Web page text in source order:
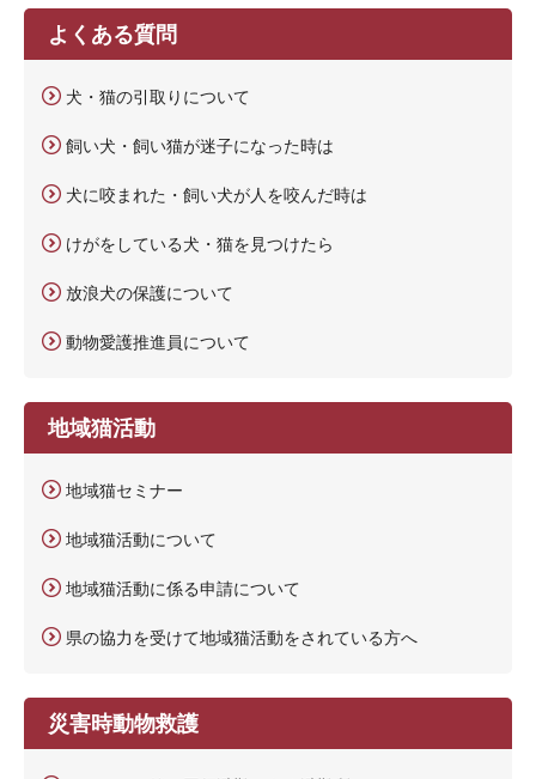
よくある質問
犬・猫の引取りについて
飼い犬・飼い猫が迷子になった時は
犬に咬まれた・飼い犬が人を咬んだ時は
けがをしている犬・猫を見つけたら
放浪犬の保護について
動物愛護推進員について
地域猫活動
地域猫セミナー
地域猫活動について
地域猫活動に係る申請について
県の協力を受けて地域猫活動をされている方へ
災害時動物救護